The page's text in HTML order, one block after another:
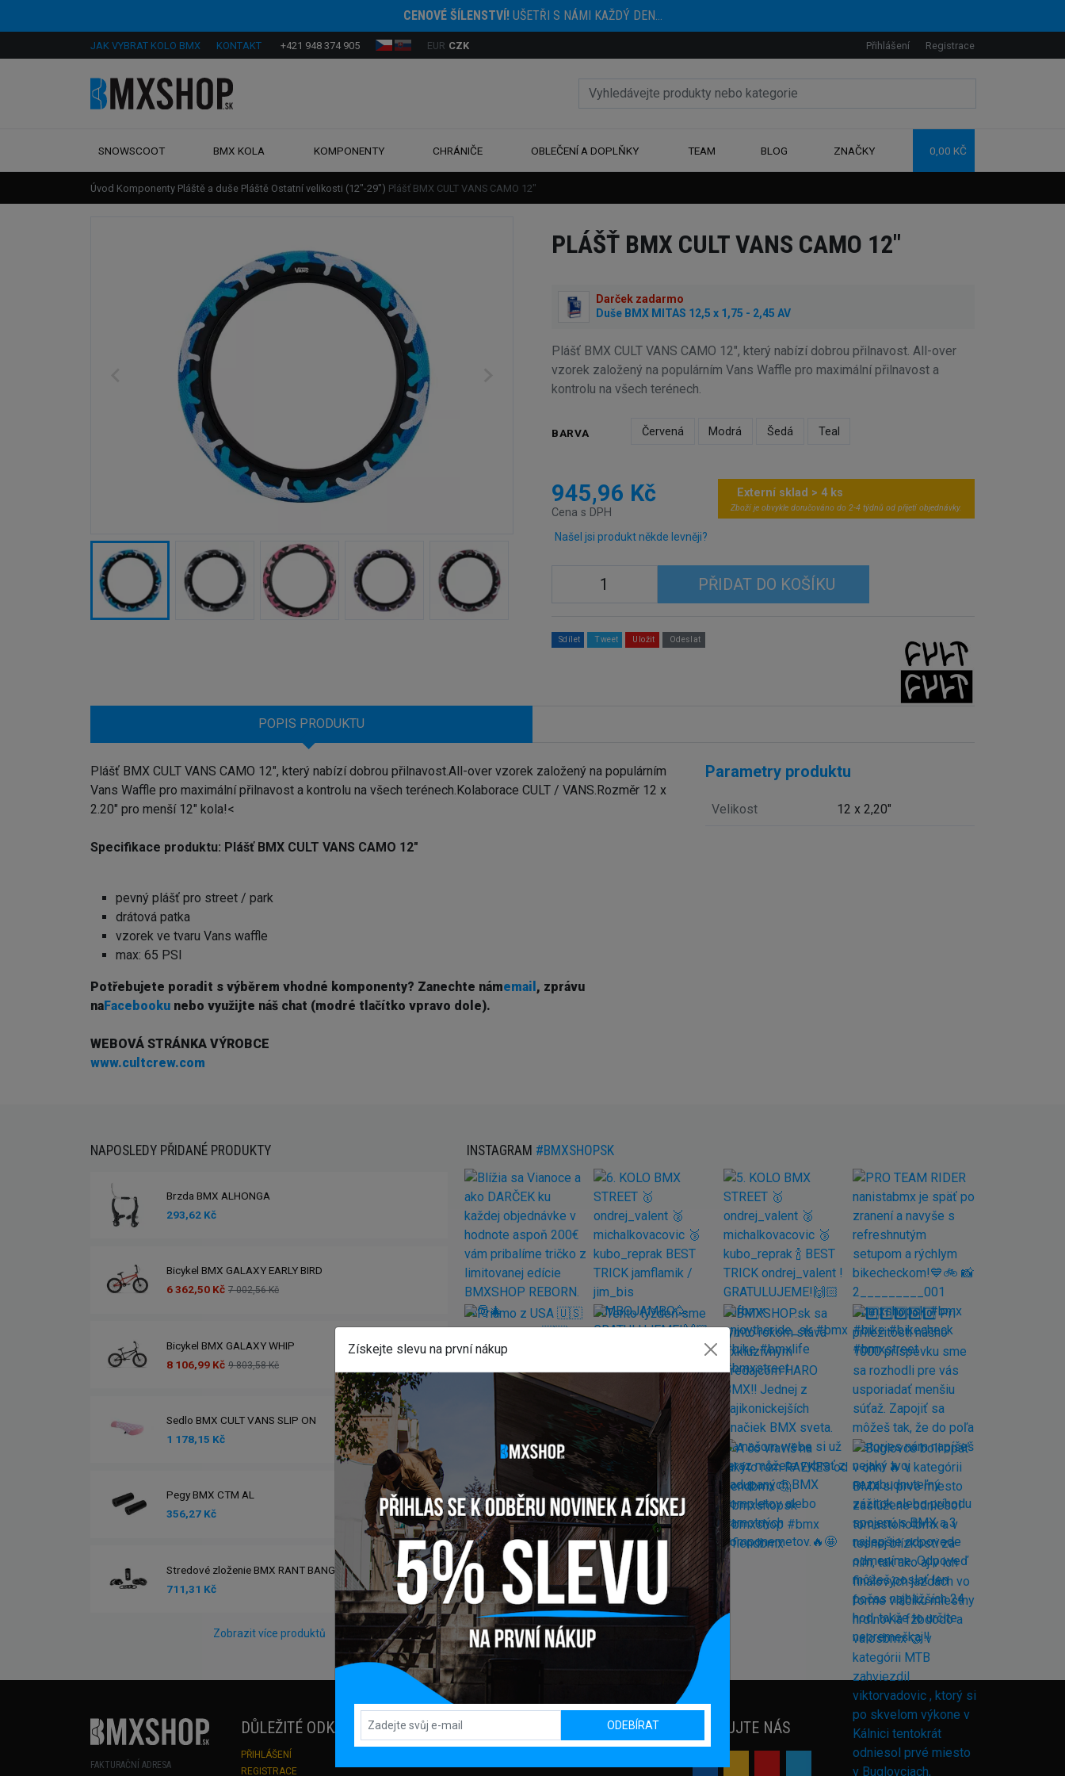
CENOVÉ ŠÍLENSTVÍ!UŠETŘI S NÁMI KAŽDÝ DEN...
JAK VYBRAT KOLO BMX KONTAKT +421 948 374 905 EUR CZK Přihlášení Registrace
SNOWSCOOT BMX KOLA KOMPONENTY CHRÁNIČE OBLEČENÍ A DOPLŇKY TEAM BLOG ZNAČKY 0,00 KČ
Úvod Komponenty Pláště a duše Pláště Ostatní velikosti (12"-29") Plášť BMX CULT VANS CAMO 12"
PLÁŠŤ BMX CULT VANS CAMO 12"
Darček zadarmo
Duše BMX MITAS 12,5 x 1,75 - 2,45 AV
Plášť BMX CULT VANS CAMO 12", který nabízí dobrou přilnavost. All-over
vzorek založený na populárním Vans Waffle pro maximální přilnavost a
kontrolu na všech terénech.
BARVA Červená Modrá Šedá Teal
945,96 Kč
Cena s DPH
Externí sklad > 4 ks
Zboží je obvykle doručováno do 2-4 týdnů od přijetí objednávky.
Našel jsi produkt někde levněji?
PŘIDAT DO KOŠÍKU
Sdílet Tweet Uložit Odeslat
POPIS PRODUKTU
Plášť BMX CULT VANS CAMO 12", který nabízí dobrou přilnavost.All-over vzorek založený na populárním
Vans Waffle pro maximální přilnavost a kontrolu na všech terénech.Kolaborace CULT / VANS.Rozměr 12 x
2.20" pro menší 12" kola!<
Specifikace produktu: Plášť BMX CULT VANS CAMO 12"
pevný plášť pro street / park
drátová patka
vzorek ve tvaru Vans waffle
max: 65 PSI
Potřebujete poradit s výběrem vhodné komponenty? Zanechte námemail , zprávu
naFacebooku nebo využijte náš chat (modré tlačítko vpravo dole).
WEBOVÁ STRÁNKA VÝROBCE
www.cultcrew.com
Parametry produktu
Velikost 12 x 2,20"
NAPOSLEDY PŘIDANÉ PRODUKTY
Brzda BMX ALHONGA
293,62 Kč
Bicykel BMX GALAXY EARLY BIRD
6 362,50 Kč 7 002,56 Kč
Bicykel BMX GALAXY WHIP
8 106,99 Kč 9 803,58 Kč
Sedlo BMX CULT VANS SLIP ON
1 178,15 Kč
Pegy BMX CTM AL
356,27 Kč
Stredové zloženie BMX RANT BANG UR SPANISH BB
711,31 Kč
Zobrazit více produktů
INSTAGRAM #BMXSHOPSK
FAKTURAČNÍ ADRESA
DŮLEŽITÉ ODKAZY
PŘIHLÁŠENÍ
REGISTRACE
OBCHOD / SHOWROOM SLEDUJTE NÁS
Získejte slevu na první nákup
ODEBÍRAT